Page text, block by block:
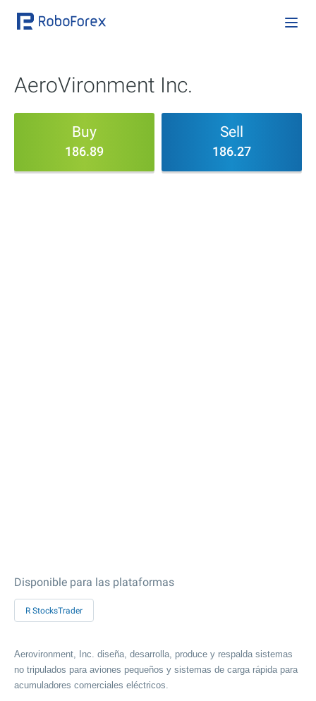
AeroVironment Inc.
Buy
186.89
Sell
186.27
Disponible para las plataformas
R StocksTrader
Aerovironment, Inc. diseña, desarrolla, produce y respalda sistemas
no tripulados para aviones pequeños y sistemas de carga rápida para
acumuladores comerciales eléctricos.